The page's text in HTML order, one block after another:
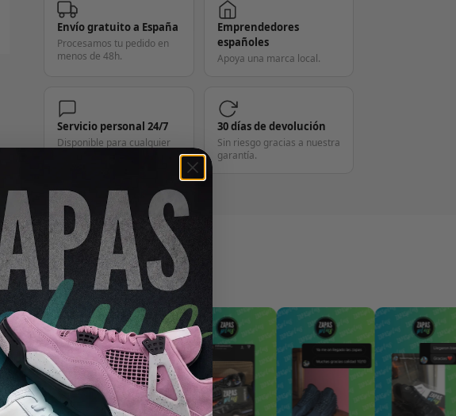
Envío gratuito a España
Procesamos tu pedido en
menos de 48h.
Emprendedores
españoles
Apoya una marca local.
Servicio personal 24/7
Disponible para cualquier
30 días de devolución
Sin riesgo gracias a nuestra
garantía.
NOSOTROS
mismo"